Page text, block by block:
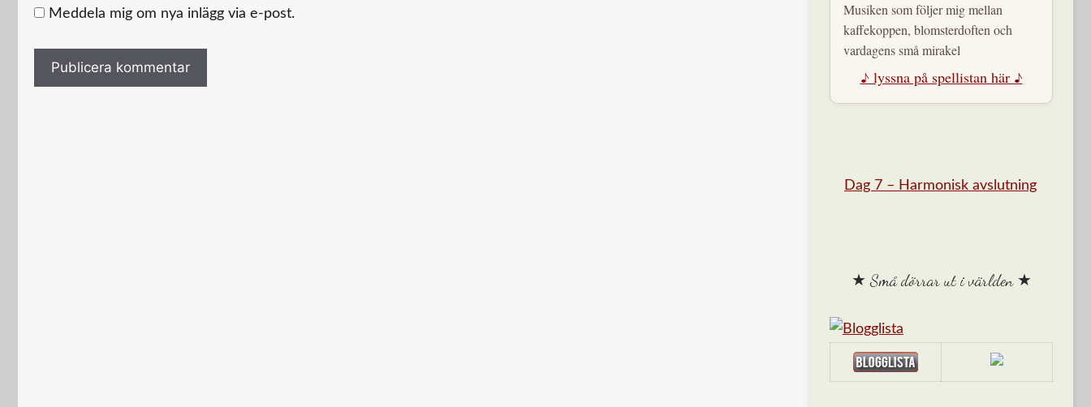
Meddela mig om nya inlägg via e-post.
Musiken som följer mig mellan
kaffekoppen, blomsterdoften och
vardagens små mirakel
♪ lyssna på spellistan här ♪
Dag 7 – Harmonisk avslutning
★ Små dörrar ut i världen ★